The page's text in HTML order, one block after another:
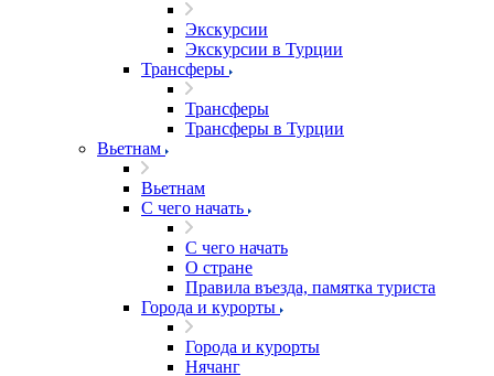
Экскурсии
Экскурсии в Турции
Трансферы
Трансферы
Трансферы в Турции
Вьетнам
Вьетнам
С чего начать
С чего начать
О стране
Правила въезда, памятка туриста
Города и курорты
Города и курорты
Нячанг